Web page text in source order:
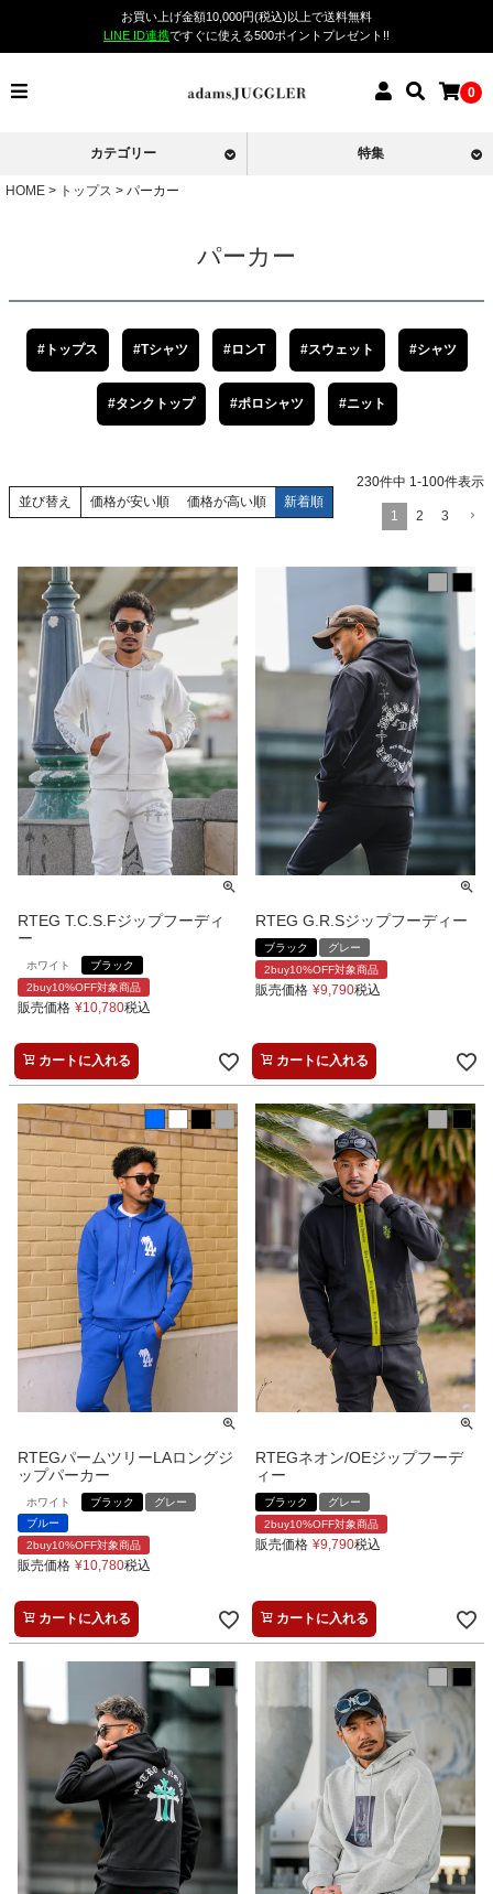
お買い上げ金額10,000円(税込)以上で送料無料
LINE ID連携ですぐに使える500ポイントプレゼント!!
0
カテゴリー 特集
HOME トップス パーカー
パーカー
#トップス #Tシャツ #ロンT #スウェット #シャツ
#タンクトップ #ポロシャツ #ニット
並び替え 価格が安い順 価格が高い順 新着順
230件中 1-100件表示
1 2 3
RTEG T.C.S.Fジップフーディ
ー
ホワイト
ブラック
2buy10%OFF対象商品
販売価格 ¥10,780税込
カートに入れる
RTEG G.R.Sジップフーディー
ブラック
グレー
2buy10%OFF対象商品
販売価格 ¥9,790税込
カートに入れる
RTEGパームツリーLAロングジ
ップパーカー
ホワイト ブラック
グレー
ブルー
2buy10%OFF対象商品
販売価格 ¥10,780税込
カートに入れる
RTEGネオン/OEジップフーデ
ィー
ブラック
グレー
2buy10%OFF対象商品
販売価格 ¥9,790税込
カートに入れる